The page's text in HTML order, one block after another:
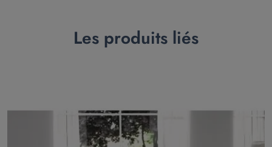
Les produits liés